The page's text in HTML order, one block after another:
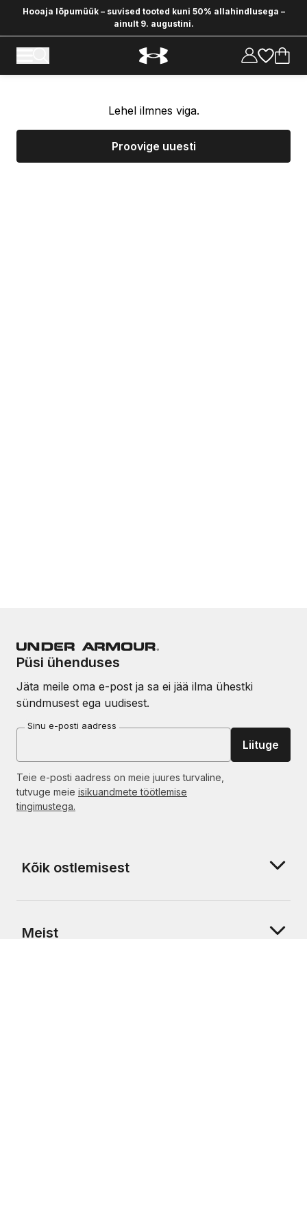
Hooaja lõpumüük – suvised tooted kuni 50% allahindlusega –
ainult 9. augustini.
Lehel ilmnes viga.
Proovige uuesti
Püsi ühenduses
Jäta meile oma e-post ja sa ei jää ilma ühestki
sündmusest ega uudisest.
Sinu e-posti aadress
Liituge
Teie e-posti aadress on meie juures turvaline,
tutvuge meie isikuandmete töötlemise
tingimustega.
Kõik ostlemisest
Meist